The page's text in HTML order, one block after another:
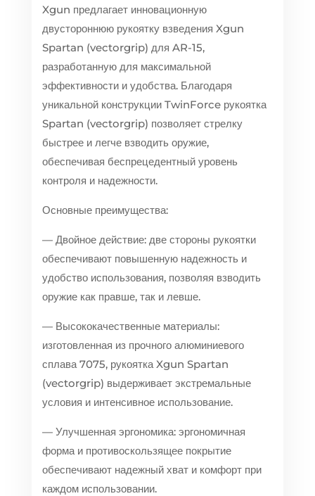
Xgun предлагает инновационную
двустороннюю рукоятку взведения Xgun
Spartan (vectorgrip) для AR-15,
разработанную для максимальной
эффективности и удобства. Благодаря
уникальной конструкции TwinForce рукоятка
Spartan (vectorgrip) позволяет стрелку
быстрее и легче взводить оружие,
обеспечивая беспрецедентный уровень
контроля и надежности.
Основные преимущества:
— Двойное действие: две стороны рукоятки
обеспечивают повышенную надежность и
удобство использования, позволяя взводить
оружие как правше, так и левше.
— Высококачественные материалы:
изготовленная из прочного алюминиевого
сплава 7075, рукоятка Xgun Spartan
(vectorgrip) выдерживает экстремальные
условия и интенсивное использование.
— Улучшенная эргономика: эргономичная
форма и противоскользящее покрытие
обеспечивают надежный хват и комфорт при
каждом использовании.